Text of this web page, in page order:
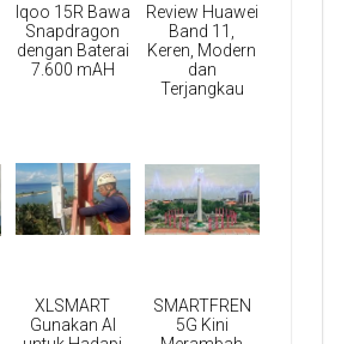
Iqoo 15R Bawa
Snapdragon
dengan Baterai
7.600 mAH
Review Huawei
Band 11,
Keren, Modern
dan
Terjangkau
XLSMART
Gunakan AI
SMARTFREN
5G Kini